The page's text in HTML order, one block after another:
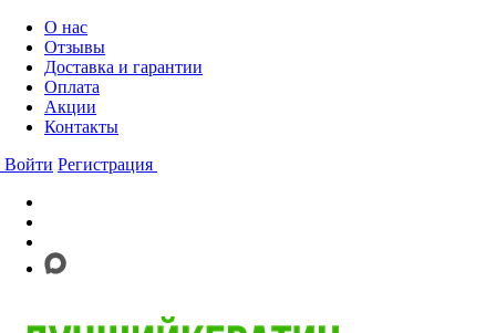
О нас
Отзывы
Доставка и гарантии
Оплата
Акции
Контакты
Войти Регистрация